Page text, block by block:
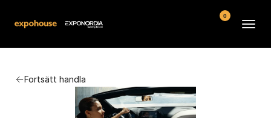
Fortsätt handla
Kontakt
0